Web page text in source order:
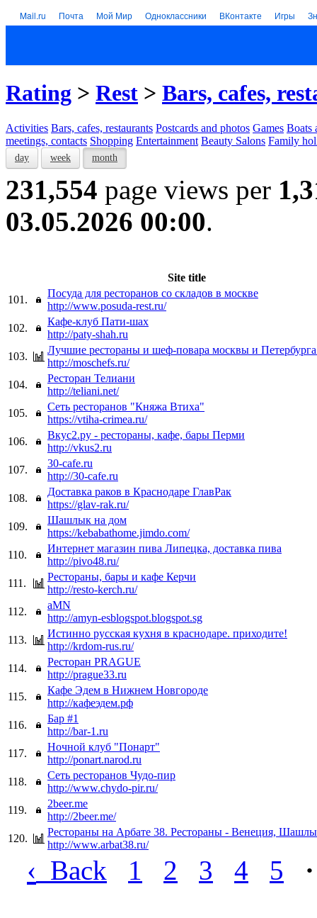
Mail.ru Почта Мой Мир Одноклассники ВКонтакте Игры
Rating > Rest > Bars, cafes,
Activities Bars, cafes, restaurants Postcards and photos Games Boats
meetings, contacts Shopping Entertainment Beauty Salons Family
day week month
231,554 page views per
03.05.2026 00:00.
Site title
101.
Посуда для ресторанов со складов в москве
http://www.posuda-rest.ru/
102.
Кафе-клуб Пати-шах
http://paty-shah.ru
103.
Лучшие рестораны и шеф-повара москвы и
http://moschefs.ru/
104.
Ресторан Телиани
http://teliani.net/
105.
Сеть ресторанов "Княжа Втиха"
https://vtiha-crimea.ru/
106.
Вкус2.ру - рестораны, кафе, бары Перми
http://vkus2.ru
107.
30-cafe.ru
http://30-cafe.ru
108.
Доставка раков в Краснодаре ГлавРак
https://glav-rak.ru/
109.
Шашлык на дом
https://kebabathome.jimdo.com/
110.
Интернет магазин пива Липецка, доставка пива
http://pivo48.ru/
111.
Рестораны, бары и кафе Керчи
http://resto-kerch.ru/
112.
aMN
http://amyn-esblogspot.blogspot.sg
113.
Истинно русская кухня в краснодаре. приходите!
http://krdom-rus.ru/
114.
Ресторан PRAGUE
http://prague33.ru
115.
Кафе Эдем в Нижнем Новгороде
http://кафеэдем.рф
116.
Бар #1
http://bar-1.ru
117.
Ночной клуб "Понарт"
http://ponart.narod.ru
118.
Сеть ресторанов Чудо-пир
http://www.chydo-pir.ru/
119.
2beer.me
http://2beer.me/
120.
Рестораны на Арбате 38. Рестораны - Венеция,
http://www.arbat38.ru/
‹ Back 1 2 3 4 5